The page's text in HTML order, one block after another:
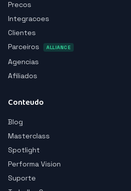
Precos
Integracoes
Clientes
Parceiros
ALLIANCE
Agencias
Afiliados
Conteudo
Blog
Masterclass
Spotlight
Performa Vision
Suporte